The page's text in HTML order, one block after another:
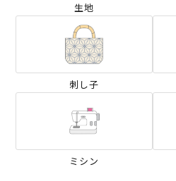
生地
刺し子
ミシン